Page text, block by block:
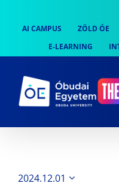
content
AI CAMPUS
ZÖLD ÓE
E-LEARNING
2024.12.01